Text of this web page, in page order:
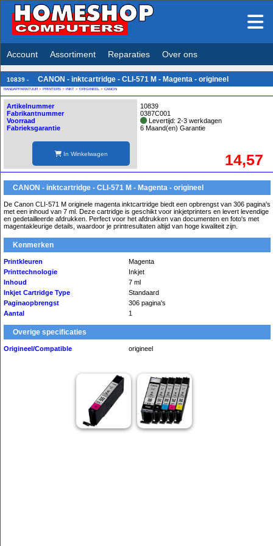
Account Assortiment Reparaties Over ons
10839 - CANON - inktcartridge - CLI-571 M - Magenta - origineel
RANDAPPARATUUR > PRINTERS > INKT > ORIGINEEL > CANON
Artikelnummer
Fabrikantnummer
Voorraad
Fabrieksgarantie
In Winkelwagen
10839
0387C001
Levertijd: 2-3 werkdagen
6 Maand(en) Garantie
14,57
CANON - inktcartridge - CLI-571 M - Magenta - origineel
De Canon CLI-571 M originele magenta inktcartridge biedt een opbrengst van 306 pagina's
met een inhoud van 7 ml. Deze cartridge is geschikt voor inkjetprinters en levert levendige
en gedetailleerde afdrukken. Perfect voor het afdrukken van documenten en foto's met
magentakleurige details, waardoor je printresultaten altijd van hoge kwaliteit zijn.
Kenmerken
Printkleuren
Magenta
Printtechnologie
Inkjet
Inhoud
7 ml
Inkjet Cartridge Type
Standaard
Paginaopbrengst
306 pagina's
Aantal
1
Overige specificaties
Origineel/Compatible origineel